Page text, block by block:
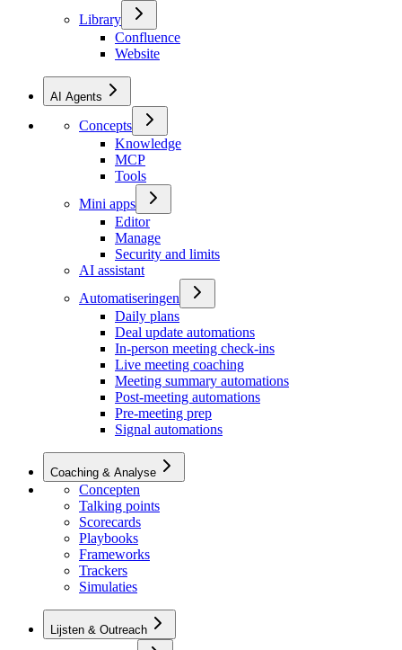
Library
Confluence
Website
AI Agents
Concepts
Knowledge
MCP
Tools
Mini apps
Editor
Manage
Security and limits
AI assistant
Automatiseringen
Daily plans
Deal update automations
In-person meeting check-ins
Live meeting coaching
Meeting summary automations
Post-meeting automations
Pre-meeting prep
Signal automations
Coaching & Analyse
Concepten
Talking points
Scorecards
Playbooks
Frameworks
Trackers
Simulaties
Lijsten & Outreach